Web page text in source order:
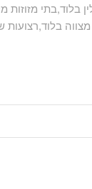
בלוד,בתי מזוזות